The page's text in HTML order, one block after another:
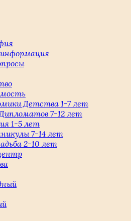
Детства 1-7 лет
7-12 лет
1-5 лет
7-14 лет
2-10 лет